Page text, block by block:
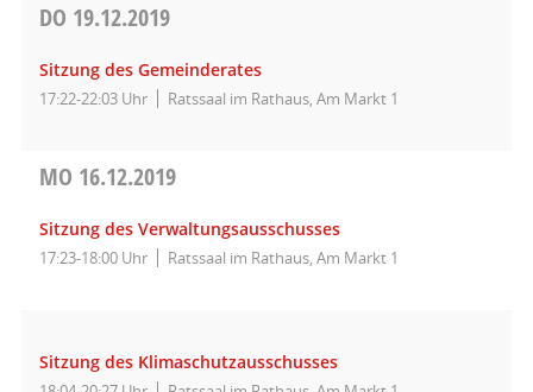
DO 19.12.2019
Sitzung des Gemeinderates
17:22-22:03 Uhr Ratssaal im Rathaus, Am Markt 1
MO 16.12.2019
Sitzung des Verwaltungsausschusses
17:23-18:00 Uhr Ratssaal im Rathaus, Am Markt 1
Sitzung des Klimaschutzausschusses